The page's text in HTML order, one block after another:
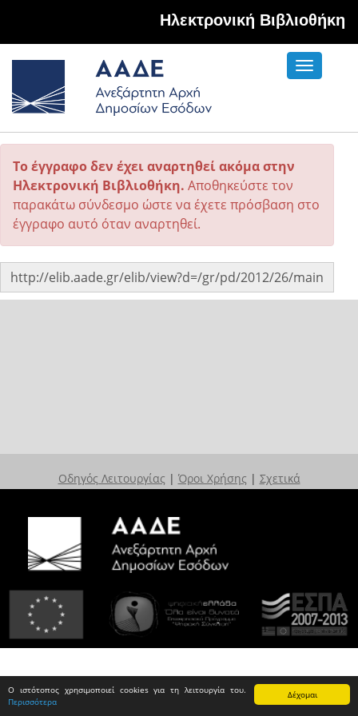
Δέχομαι
Ο ιστότοπος χρησιμοποιεί cookies για τη λειτουργία του.
Περισσότερα
Hλεκτρονική Βιβλιοθήκη
Toggle
Το έγγραφο δεν έχει αναρτηθεί ακόμα στην
Ηλεκτρονική Βιβλιοθήκη. Αποθηκεύστε τον
παρακάτω σύνδεσμο ώστε να έχετε πρόσβαση στο
έγγραφο αυτό όταν αναρτηθεί.
Οδηγός Λειτουργίας | Όροι Χρήσης | Σχετικά